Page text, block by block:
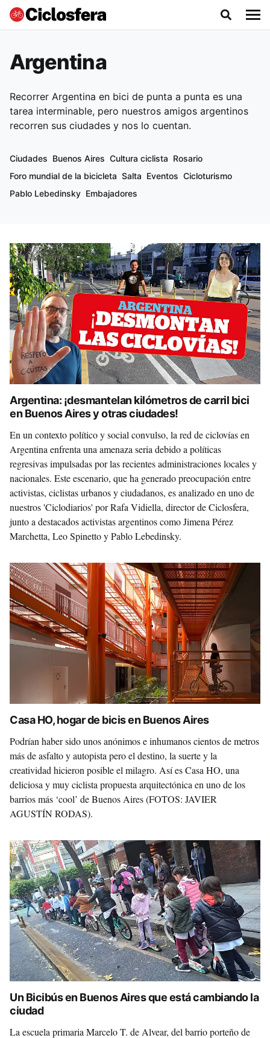
Argentina
Recorrer Argentina en bici de punta a punta es una
tarea interminable, pero nuestros amigos argentinos
recorren sus ciudades y nos lo cuentan.
Ciudades Buenos Aires Cultura ciclista Rosario
Foro mundial de la bicicleta Salta Eventos Cicloturismo
Pablo Lebedinsky Embajadores
Argentina: ¡desmantelan kilómetros de carril bici
en Buenos Aires y otras ciudades!
En un contexto político y social convulso, la red de ciclovías en
Argentina enfrenta una amenaza seria debido a políticas
regresivas impulsadas por las recientes administraciones locales y
nacionales. Este escenario, que ha generado preocupación entre
activistas, ciclistas urbanos y ciudadanos, es analizado en uno de
nuestros 'Ciclodiarios' por Rafa Vidiella, director de Ciclosfera,
junto a destacados activistas argentinos como Jimena Pérez
Marchetta, Leo Spinetto y Pablo Lebedinsky.
Casa HO, hogar de bicis en Buenos Aires
Podrían haber sido unos anónimos e inhumanos cientos de metros
más de asfalto y autopista pero el destino, la suerte y la
creatividad hicieron posible el milagro. Así es Casa HO, una
deliciosa y muy ciclista propuesta arquitectónica en uno de los
barrios más ‘cool’ de Buenos Aires (FOTOS: JAVIER
AGUSTÍN RODAS).
Un Bicibús en Buenos Aires que está cambiando la
ciudad
La escuela primaria Marcelo T. de Alvear, del barrio porteño de